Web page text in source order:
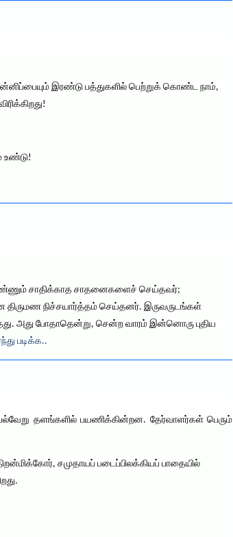
இரண்டு பத்துகளில் பெற்றுக் கொண்ட நாம்,
உண்டு!
பெண்ணும் சாதிக்காத சாதனைகளைச் செய்தவர்;
நிச்சயார்த்தம் செய்தனர். இருவருடங்கள்
அது போதாதென்று, சென்ற வாரம் இன்னொரு புதிய
படிக்க..
தளங்களில் பயணிக்கின்றன. தேர்வாளர்கள் பெரும்
சமுதாயப் படைப்பிலக்கியப் பாதையில்